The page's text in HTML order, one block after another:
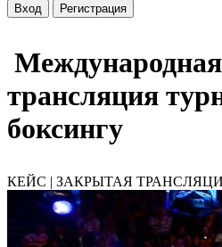
Вход
Регистрация
трансляция
боксингу
КЕЙС | ЗАКРЫТАЯ